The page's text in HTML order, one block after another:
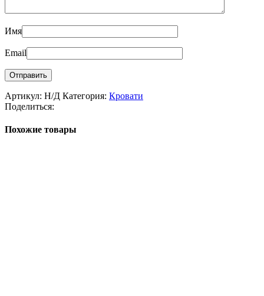
Имя
Email
Артикул: Н/Д Категория: Кровати
Поделиться:
Похожие товары